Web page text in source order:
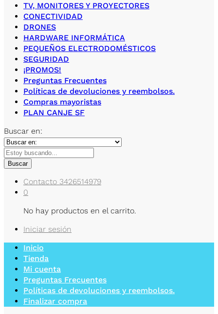
TV, MONITORES Y PROYECTORES
CONECTIVIDAD
DRONES
HARDWARE INFORMÁTICA
PEQUEÑOS ELECTRODOMÉSTICOS
SEGURIDAD
¡PROMOS!
Preguntas Frecuentes
Políticas de devoluciones y reembolsos.
Compras mayoristas
PLAN CANJE SF
Buscar en:
Buscar
Contacto 3426514979
0
No hay productos en el carrito.
Iniciar sesión
Inicio
Tienda
Mi cuenta
Preguntas Frecuentes
Políticas de devoluciones y reembolsos.
Finalizar compra